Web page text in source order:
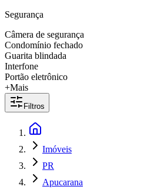
Segurança
Câmera de segurança
Condomínio fechado
Guarita blindada
Interfone
Portão eletrônico
+Mais
Filtros
Imóveis
PR
Apucarana